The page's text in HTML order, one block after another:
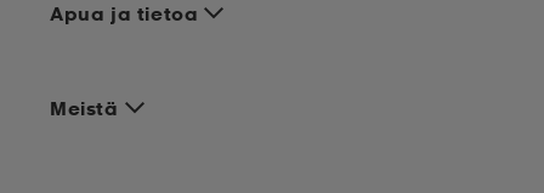
Apua ja tietoa
Meistä